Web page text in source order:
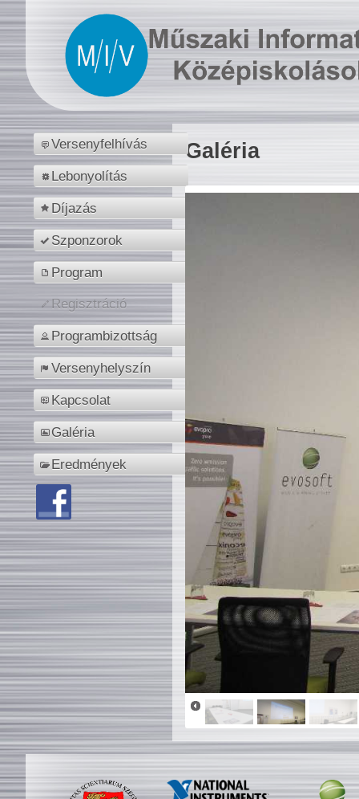
Versenyfelhívás
Lebonyolítás
Díjazás
Szponzorok
Program
Regisztráció
Programbizottság
Versenyhelyszín
Kapcsolat
Galéria
Eredmények
Galéria